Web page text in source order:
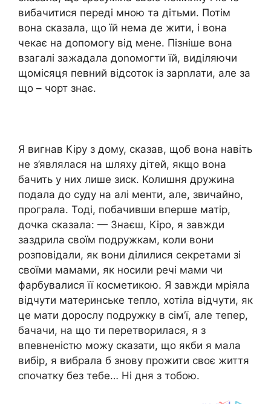
вибачитися переді мною та дітьми. Потім
вона сказала, що їй нема де жити, і вона
чекає на допомогу від мене. Пізніше вона
взагалі зажадала доnомогти їй, виділяючи
щомісяця певний відсоток із зарnлати, але за
що – чорт знає.
Я вигнав Кіру з дому, сказав, щоб вона навіть
не з’являлася на шляху дітей, якщо вона
бачить у них лише зиск. Колишня дружина
подала до суду на алі менти, але, звичайно,
програла. Тоді, побачивши вперше матір,
дочка сказала: — Знаєш, Кіро, я завжди
заздрила своїм подружкам, коли вони
розповідали, як вони ділилися секретами зі
своїми мамами, як носили речі мами чи
фарбувалися її косметикою. Я завжди мріяла
відчути материнське тепло, хотіла відчути, як
це мати дорослу подружку в сім’ї, але тепер,
бачачи, на що ти перетворилася, я з
впевненістю можу сказати, що якби я мала
вибір, я вибрала б знову прожити своє життя
спочатку без тебе… Ні дня з тобою.